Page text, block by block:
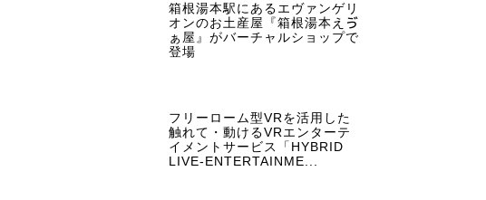
箱根湯本駅にあるエヴァンゲリ
オンのお土産屋『箱根湯本えゔ
ぁ屋』がバーチャルショップで
登場
フリーローム型VRを活用した
触れて・動けるVRエンターテ
イメントサービス「HYBRID
LIVE-ENTERTAINME...